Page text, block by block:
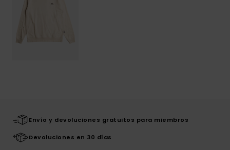
Envío y devoluciones gratuitos para miembros
Devoluciones en 30 días